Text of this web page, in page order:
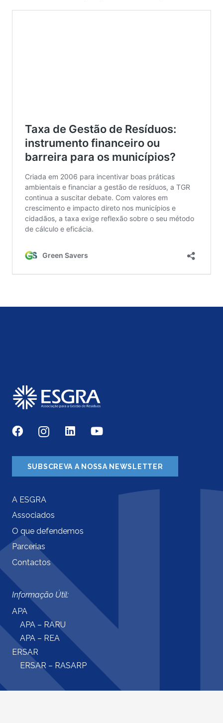
SUBSCREVA A NOSSA NEWSLETTER
A ESGRA
Associados
O que defendemos
Parcerias
Contactos
Informação Útil:
APA
APA – RARU
APA – REA
ERSAR
ERSAR – RASARP